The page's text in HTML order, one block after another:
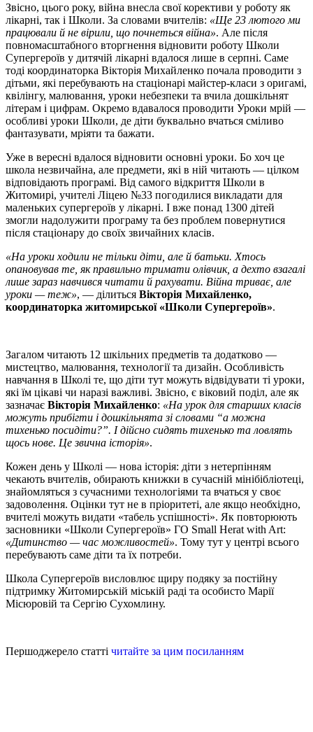
Звісно, цього року, війна внесла свої корективи у роботу як
лікарні, так і Школи. За словами вчителів: «Ще 23 лютого ми
працювали й не вірили, що почнеться війна». Але після
повномасштабного вторгнення відновити роботу Школи
Супергероїв у дитячій лікарні вдалося лише в серпні. Саме
тоді координаторка Вікторія Михайленко почала проводити з
дітьми, які перебувають на стаціонарі майстер-класи з оригамі,
квілінгу, малювання, уроки небезпеки та вчила дошкільнят
літерам і цифрам. Окремо вдавалося проводити Уроки мрій —
особливі уроки Школи, де діти буквально вчаться сміливо
фантазувати, мріяти та бажати.
Уже в вересні вдалося відновити основні уроки. Бо хоч це
школа незвичайна, але предмети, які в ній читають — цілком
відповідають програмі. Від самого відкриття Школи в
Житомирі, учителі Ліцею №33 погодилися викладати для
маленьких супергероїв у лікарні. І вже понад 1300 дітей
змогли надолужити програму та без проблем повернутися
після стаціонару до своїх звичайних класів.
«На уроки ходили не тільки діти, але й батьки. Хтось
опановував те, як правильно тримати олівчик, а дехто взагалі
лише зараз навчився читати й рахувати. Війна триває, але
уроки — теж», — ділиться Вікторія Михайленко,
координаторка житомирської «Школи Супергероїв».
Загалом читають 12 шкільних предметів та додатково —
мистецтво, малювання, технології та дизайн. Особливість
навчання в Школі те, що діти тут можуть відвідувати ті уроки,
які їм цікаві чи наразі важливі. Звісно, є віковий поділ, але як
зазначає Вікторія Михайленко: «На урок для старших класів
можуть прибігти і дошкільнята зі словами “а можна
тихенько посидіти?”. І дійсно сидять тихенько та ловлять
щось нове. Це звична історія».
Кожен день у Школі — нова історія: діти з нетерпінням
чекають вчителів, обирають книжки в сучасній мінібібліотеці,
знайомляться з сучасними технологіями та вчаться у своє
задоволення. Оцінки тут не в пріоритеті, але якщо необхідно,
вчителі можуть видати «табель успішності». Як повторюють
засновники «Школи Супергероїв» ГО Small Herat with Art:
«Дитинство — час можливостей». Тому тут у центрі всього
перебувають саме діти та їх потреби.
Школа Супергероїв висловлює щиру подяку за постійну
підтримку Житомирській міській раді та особисто Марії
Місюровій та Сергію Сухомлину.
Першоджерело статті читайте за цим посиланням